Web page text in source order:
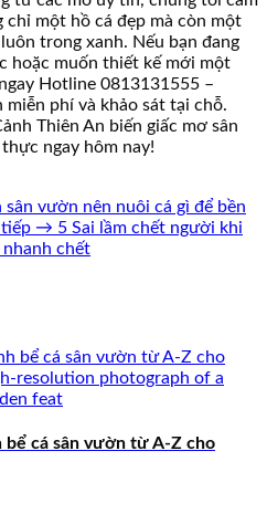
chỉ một hồ cá đẹp mà còn một
trong xanh. Nếu bạn đang
hoặc muốn thiết kế mới một
Hotline 0813131555 –
phí và khảo sát tại chỗ.
Thiên An biến giấc mơ sân
ngay hôm nay!
sân vườn nên nuôi cá gì để bền
tiếp → 5 Sai lầm chết người khi
nhanh chết
bể cá sân vườn từ A-Z cho